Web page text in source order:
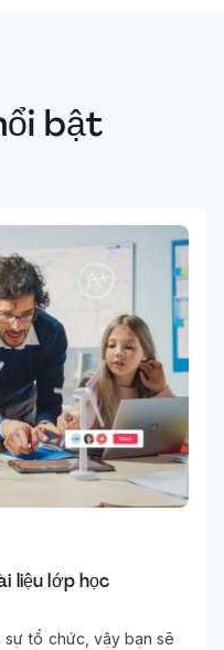
bật
liệu lớp học
tổ chức, vậy bạn sẽ